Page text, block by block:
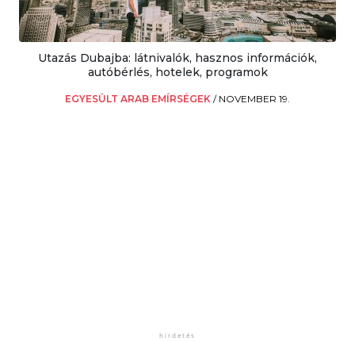
Utazás Dubajba: látnivalók, hasznos információk,
autóbérlés, hotelek, programok
EGYESÜLT ARAB EMÍRSÉGEK / NOVEMBER 19.